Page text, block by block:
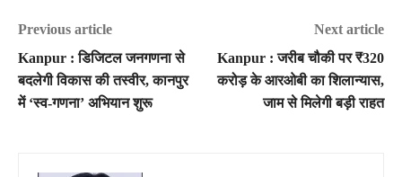
Previous article
Kanpur : डिजिटल जनगणना से
बदलेगी विकास की तस्वीर, कानपुर
में ‘स्व-गणना’ अभियान शुरू
Next article
Kanpur : जरीब चौकी पर ₹320
करोड़ के आरओबी का शिलान्यास,
जाम से मिलेगी बड़ी राहत